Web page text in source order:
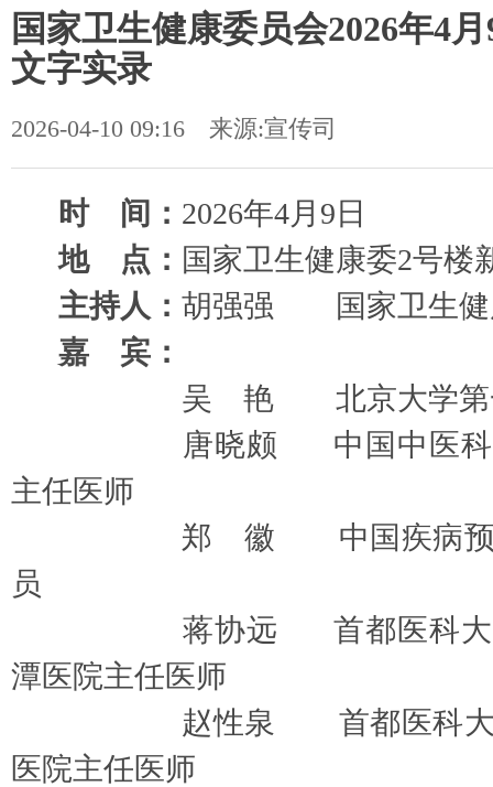
国家卫生健康委员会2026年4
文字实录
2026-04-10 09:16 来源:宣传司
时间： 2026年4月 9 日
地点： 国家卫生健康委2号楼
主持人： 胡强强
国家卫生
嘉宾：
吴
艳
北京大学
唐晓颇
中国中医
主任医师
郑
徽 中国疾病
员
蒋协远
首都医科
潭医院主任医师
赵性泉
首都医科
医院主任医师